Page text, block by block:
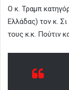
Ο κ. Τραμπ
Ελλάδας) τον κ.
τους κ.κ. Πούτιν